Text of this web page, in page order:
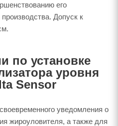
его
Допуск к
по установке
уровня
Sensor
уведомления о
жироуловителя, а также для